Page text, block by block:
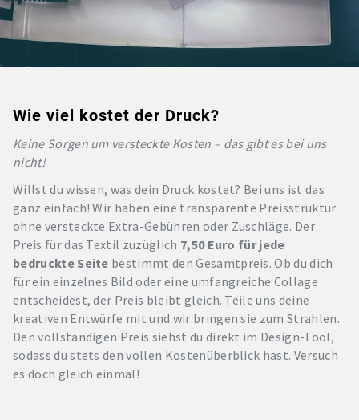
Wie viel kostet der Druck?
Keine Sorgen um versteckte Kosten – das gibt es bei uns
nicht!
Willst du wissen, was dein Druck kostet? Bei uns ist das
ganz einfach! Wir haben eine transparente Preisstruktur
ohne versteckte Extra-Gebühren oder Zuschläge. Der
Preis für das Textil zuzüglich 7,50 Euro für jede
bedruckte Seite bestimmt den Gesamtpreis. Ob du dich
für ein einzelnes Bild oder eine umfangreiche Collage
entscheidest, der Preis bleibt gleich. Teile uns deine
kreativen Entwürfe mit und wir bringen sie zum Strahlen.
Den vollständigen Preis siehst du direkt im Design-Tool,
sodass du stets den vollen Kostenüberblick hast. Versuch
es doch gleich einmal!